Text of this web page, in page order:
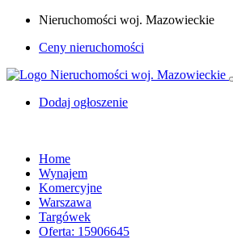
Nieruchomości woj. Mazowieckie
Ceny nieruchomości
Dodaj ogłoszenie
Home
Wynajem
Komercyjne
Warszawa
Targówek
Oferta: 15906645